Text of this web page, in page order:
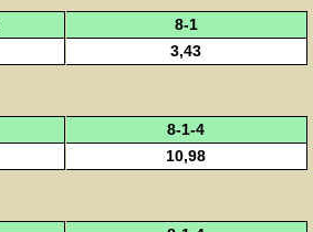
8-1
3,43
8-1-4
10,98